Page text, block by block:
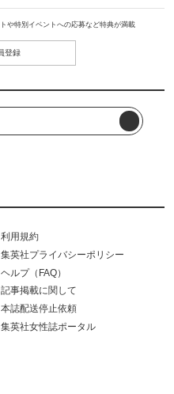
や特別イベントへの応募など特典が満載
登録
利用規約
集英社プライバシーポリシー
ヘルプ（FAQ）
記事掲載に関して
本誌配送停止依頼
集英社女性誌ポータル